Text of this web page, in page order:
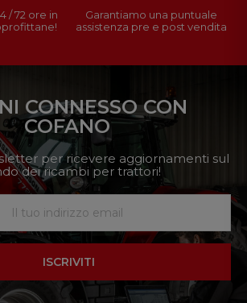
/ 72 ore in
Garantiamo una puntuale
assistenza pre e post vendita
CONNESSO CON
COFANO
per ricevere aggiornamenti sul
dei ricambi per trattori!
ISCRIVITI